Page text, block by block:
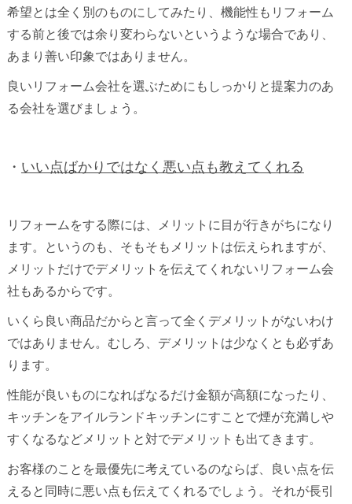
希望とは全く別のものにしてみたり、機能性もリフォーム
する前と後では余り変わらないというような場合であり、
あまり善い印象ではありません。
良いリフォーム会社を選ぶためにもしっかりと提案力のあ
る会社を選びましょう。
・ いい点ばかりではなく悪い点も教えてくれる
リフォームをする際には、メリットに目が行きがちになり
ます。というのも、そもそもメリットは伝えられますが、
メリットだけでデメリットを伝えてくれないリフォーム会
社もあるからです。
いくら良い商品だからと言って全くデメリットがないわけ
ではありません。むしろ、デメリットは少なくとも必ずあ
ります。
性能が良いものになればなるだけ金額が高額になったり、
キッチンをアイルランドキッチンにすことで煙が充満しや
すくなるなどメリットと対でデメリットも出てきます。
お客様のことを最優先に考えているのならば、良い点を伝
えると同時に悪い点も伝えてくれるでしょう。それが長引